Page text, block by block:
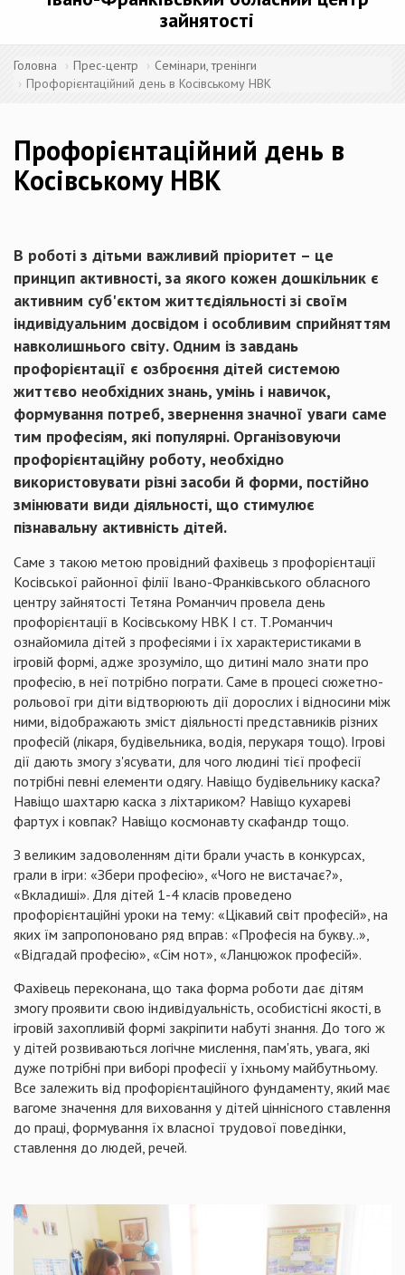
зайнятості
Головна Прес-центр
Семінари, тренінги
Профорієнтаційний день в Косівському НВК
Профорієнтаційний день в
Косівському НВК
В роботі з дітьми важливий пріоритет – це
принцип активності, за якого кожен дошкільник є
активним суб'єктом життєдіяльності зі своїм
індивідуальним досвідом і особливим сприйняттям
навколишнього світу. Одним із завдань
профорієнтації є озброєння дітей системою
життєво необхідних знань, умінь і навичок,
формування потреб, звернення значної уваги саме
тим професіям, які популярні. Організовуючи
профорієнтаційну роботу, необхідно
використовувати різні засоби й форми, постійно
змінювати види діяльності, що стимулює
пізнавальну активність дітей.
Саме з такою метою провідний фахівець з профорієнтації
Косівської районної філії Івано-Франківського обласного
центру зайнятості Тетяна Романчич провела день
профорієнтації в Косівському НВК І ст. Т.Романчич
ознайомила дітей з професіями і їх характеристиками в
ігровій формі, адже зрозуміло, що дитині мало знати про
професію, в неї потрібно пограти. Саме в процесі сюжетно-
рольової гри діти відтворюють дії дорослих і відносини між
ними, відображають зміст діяльності представників різних
професій (лікаря, будівельника, водія, перукаря тощо). Ігрові
дії дають змогу з'ясувати, для чого людині тієї професії
потрібні певні елементи одягу. Навіщо будівельнику каска?
Навіщо шахтарю каска з ліхтариком? Навіщо кухареві
фартух і ковпак? Навіщо космонавту скафандр тощо.
З великим задоволенням діти брали участь в конкурсах,
грали в ігри: «Збери професію», «Чого не вистачає?»,
«Вкладиші». Для дітей 1-4 класів проведено
профорієнтаційні уроки на тему: «Цікавий світ професій», на
яких їм запропоновано ряд вправ: «Професія на букву..»,
«Відгадай професію», «Сім нот», «Ланцюжок професій».
Фахівець переконана, що така форма роботи дає дітям
змогу проявити свою індивідуальність, особистісні якості, в
ігровій захопливій формі закріпити набуті знання. До того ж
у дітей розвиваються логічне мислення, пам'ять, увага, які
дуже потрібні при виборі професії у їхньому майбутньому.
Все залежить від профорієнтаційного фундаменту, який має
вагоме значення для виховання у дітей ціннісного ставлення
до праці, формування їх власної трудової поведінки,
ставлення до людей, речей.